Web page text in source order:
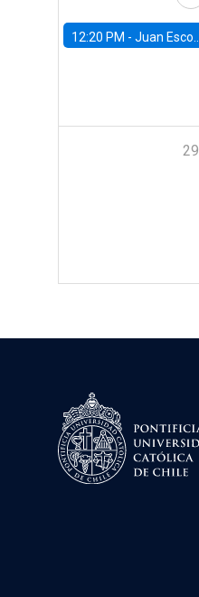
12:20 PM - Juan Escobar, Universidad de Chile
29